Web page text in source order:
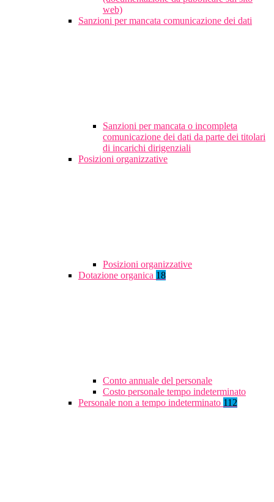
web)
Sanzioni per mancata comunicazione dei dati
Sanzioni per mancata o incompleta
comunicazione dei dati da parte dei titolari
di incarichi dirigenziali
Posizioni organizzative
Posizioni organizzative
Dotazione organica 18
Conto annuale del personale
Costo personale tempo indeterminato
Personale non a tempo indeterminato 112